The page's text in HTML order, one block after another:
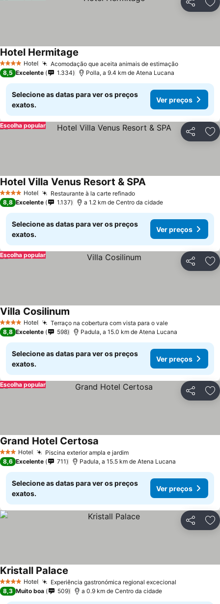
Partilhar
4 EstrelasHotel Acomodação que aceita animais de estimação
Hotel Hermitage
8,5 Excelente 1.334 Polla, a 9.4 km de Atena Lucana
Selecione as datas para ver os preços
exatos.
Ver preços
Partilhar
Escolha popular
4 EstrelasHotel Restaurante à la carte refinado
Hotel Villa Venus Resort & SPA
8,8 Excelente 1.137 a 1.2 km de Centro da cidade
Selecione as datas para ver os preços
exatos.
Ver preços
Partilhar
Escolha popular
4 EstrelasHotel Terraço na cobertura com vista para o vale
Villa Cosilinum
8,8 Excelente 598 Padula, a 15.0 km de Atena Lucana
Selecione as datas para ver os preços
exatos.
Ver preços
Partilhar
Escolha popular
3 EstrelasHotel Piscina exterior ampla e jardim
Grand Hotel Certosa
8,6 Excelente 711 Padula, a 15.5 km de Atena Lucana
Selecione as datas para ver os preços
exatos.
Ver preços
Partilhar
4 EstrelasHotel Experiência gastronómica regional excecional
Kristall Palace
8,3 Muito boa 509 a 0.9 km de Centro da cidade